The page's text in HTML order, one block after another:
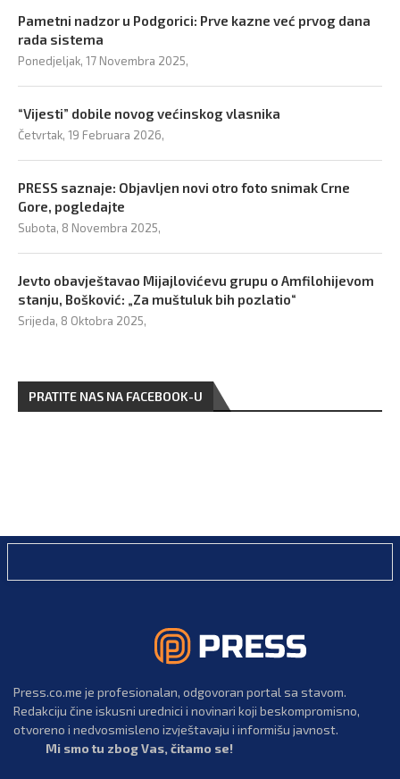
Pametni nadzor u Podgorici: Prve kazne već prvog dana
rada sistema
Ponedjeljak, 17 Novembra 2025,
“Vijesti” dobile novog većinskog vlasnika
Četvrtak, 19 Februara 2026,
PRESS saznaje: Objavljen novi otro foto snimak Crne
Gore, pogledajte
Subota, 8 Novembra 2025,
Jevto obavještavao Mijajlovićevu grupu o Amfilohijevom
stanju, Bošković: „Za muštuluk bih pozlatio“
Srijeda, 8 Oktobra 2025,
PRATITE NAS NA FACEBOOK-U
Press.co.me je profesionalan, odgovoran portal sa stavom.
Redakciju čine iskusni urednici i novinari koji beskompromisno,
otvoreno i nedvosmisleno izvještavaju i informišu javnost.
Mi smo tu zbog Vas, čitamo se!